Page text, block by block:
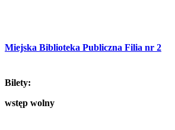
Miejska Biblioteka Publiczna Filia nr 2
Bilety:
wstęp wolny